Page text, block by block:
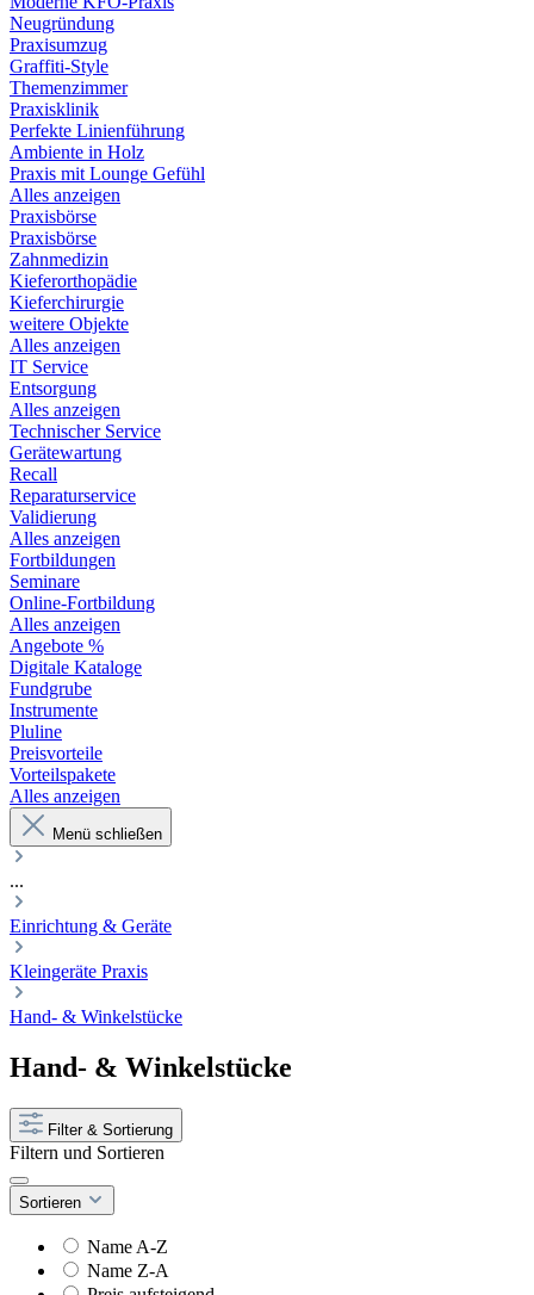
Neugründung
Praxisumzug
Graffiti-Style
Themenzimmer
Praxisklinik
Perfekte Linienführung
Ambiente in Holz
Praxis mit Lounge Gefühl
Alles anzeigen
Praxisbörse
Praxisbörse
Zahnmedizin
Kieferorthopädie
Kieferchirurgie
weitere Objekte
Alles anzeigen
IT Service
Entsorgung
Alles anzeigen
Technischer Service
Gerätewartung
Recall
Reparaturservice
Validierung
Alles anzeigen
Fortbildungen
Seminare
Online-Fortbildung
Alles anzeigen
Angebote %
Digitale Kataloge
Fundgrube
Instrumente
Pluline
Preisvorteile
Vorteilspakete
Alles anzeigen
Menü schließen
...
Einrichtung & Geräte
Kleingeräte Praxis
Hand- & Winkelstücke
Hand- & Winkelstücke
Filter & Sortierung
Filtern und Sortieren
Sortieren
Name A-Z
Name Z-A